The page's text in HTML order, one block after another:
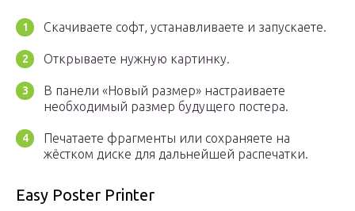
Скачиваете софт, устанавливаете и запускаете.
Открываете нужную картинку.
В панели «Новый размер» настраиваете
необходимый размер будущего постера.
Печатаете фрагменты или сохраняете на
жёстком диске для дальнейшей распечатки.
Easy Poster Printer